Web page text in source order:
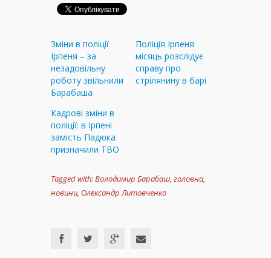
Зміни в поліції
Ірпеня – за
незадовільну
роботу звільнили
Барабаша
Поліція Ірпеня
місяць розслідує
справу про
стрілянину в барі
Кадрові зміни в
поліції: в Ірпені
замість Падюка
призначили ТВО
Tagged with:Володимир Барабаш, головна,
новини, Олександр Литовченко